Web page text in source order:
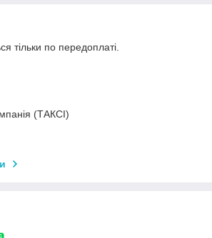
тільки по передоплаті.
(ТАКСІ)